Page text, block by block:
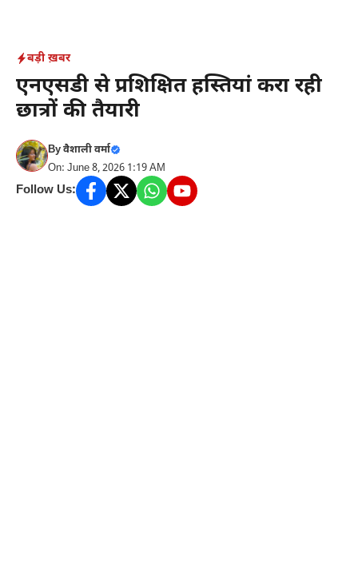
content
बड़ी ख़बर
एनएसडी से प्रशिक्षित हस्तियां करा रही
छात्रों की तैयारी
Byवैशाली वर्मा
On: June 8, 2026 1:19 AM
Follow Us: